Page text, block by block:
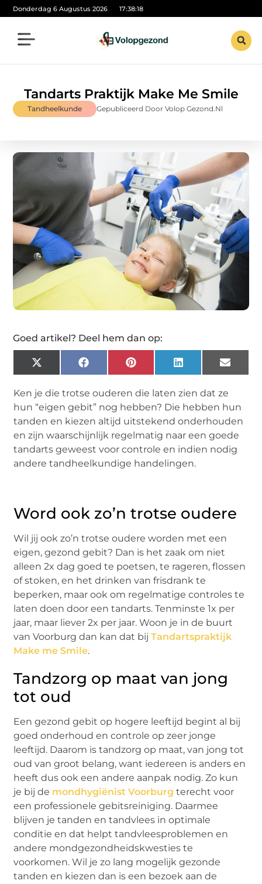
Donderdag 6 Augustus 2026 17:38:19
Tandarts Praktijk Make Me Smile
Tandheelkunde Gepubliceerd Door Volop Gezond.nl
Goed artikel? Deel hem dan op:
X
(Twitter)
FacebookPinterestLinkedInEmail
Ken je die trotse ouderen die laten zien dat ze
hun “eigen gebit” nog hebben? Die hebben hun
tanden en kiezen altijd uitstekend onderhouden
en zijn waarschijnlijk regelmatig naar een goede
tandarts geweest voor controle en indien nodig
andere tandheelkundige handelingen.
Word ook zo’n trotse oudere
Wil jij ook zo’n trotse oudere worden met een
eigen, gezond gebit? Dan is het zaak om niet
alleen 2x dag goed te poetsen, te rageren, flossen
of stoken, en het drinken van frisdrank te
beperken, maar ook om regelmatige controles te
laten doen door een tandarts. Tenminste 1x per
jaar, maar liever 2x per jaar. Woon je in de buurt
van Voorburg dan kan dat bijTandartspraktijk
Make me Smile.
Tandzorg op maat van jong
tot oud
Een gezond gebit op hogere leeftijd begint al bij
goed onderhoud en controle op zeer jonge
leeftijd. Daarom is tandzorg op maat, van jong tot
oud van groot belang, want iedereen is anders en
heeft dus ook een andere aanpak nodig. Zo kun
je bij de mondhygiënist Voorburg terecht voor
een professionele gebitsreiniging. Daarmee
blijven je tanden en tandvlees in optimale
conditie en dat helpt tandvleesproblemen en
andere mondgezondheidskwesties te
voorkomen. Wil je zo lang mogelijk gezonde
tanden en kiezen dan is een bezoek aan de